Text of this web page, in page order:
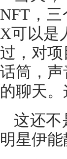
NFT，三
X可以是
过，对
话筒，
的聊天
这还不
明星伊能